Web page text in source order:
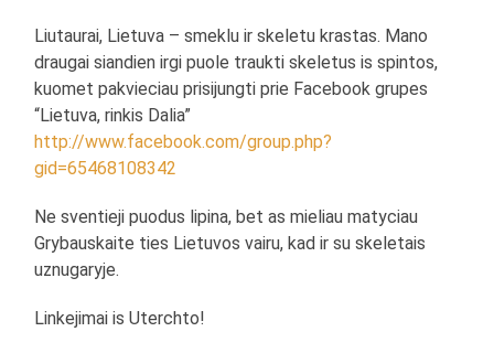
Liutaurai, Lietuva – smeklu ir skeletu krastas. Mano
draugai siandien irgi puole traukti skeletus is spintos,
kuomet pakvieciau prisijungti prie Facebook grupes
“Lietuva, rinkis Dalia”
http://www.facebook.com/group.php?
gid=65468108342
Ne sventieji puodus lipina, bet as mieliau matyciau
Grybauskaite ties Lietuvos vairu, kad ir su skeletais
uznugaryje.
Linkejimai is Uterchto!